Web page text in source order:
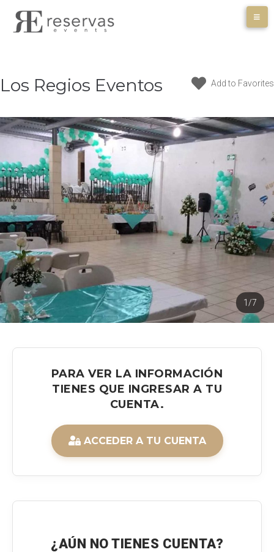
Los Regios Eventos Add to Favorites
1/7
PARA VER LA INFORMACIÓN
TIENES QUE INGRESAR A TU
CUENTA.
ACCEDER A TU CUENTA
¿AÚN NO TIENES CUENTA?